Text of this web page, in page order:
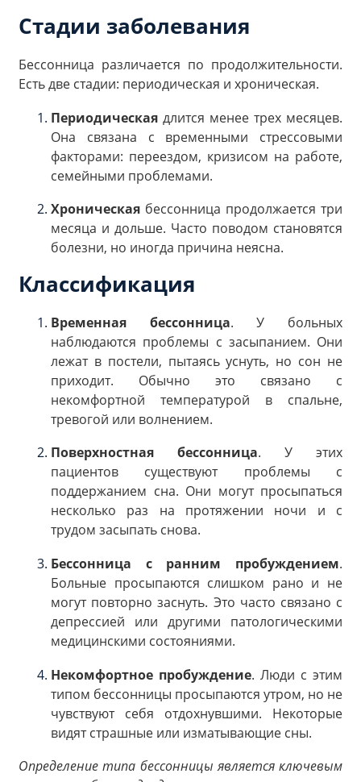
Стадии заболевания
Бессонница различается по продолжительности.
Есть две стадии: периодическая и хроническая.
Периодическая длится менее трех месяцев.
Она связана с временными стрессовыми
факторами: переездом, кризисом на работе,
семейными проблемами.
Хроническая бессонница продолжается три
месяца и дольше. Часто поводом становятся
болезни, но иногда причина неясна.
Классификация
Временная бессонница. У больных
наблюдаются проблемы с засыпанием. Они
лежат в постели, пытаясь уснуть, но сон не
приходит. Обычно это связано с
некомфортной температурой в спальне,
тревогой или волнением.
Поверхностная бессонница. У этих
пациентов существуют проблемы с
поддержанием сна. Они могут просыпаться
несколько раз на протяжении ночи и с
трудом засыпать снова.
Бессонница с ранним пробуждением.
Больные просыпаются слишком рано и не
могут повторно заснуть. Это часто связано с
депрессией или другими патологическими
медицинскими состояниями.
Некомфортное пробуждение. Люди с этим
типом бессонницы просыпаются утром, но не
чувствуют себя отдохнувшими. Некоторые
видят страшные или изматывающие сны.
Определение типа бессонницы является ключевым